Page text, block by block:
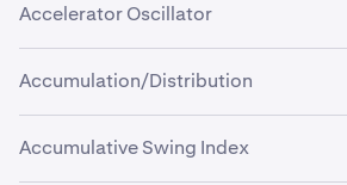
Accelerator Oscillator
Accelerator Oscillator
măsoară cât
accelerarea sau decelerarea acțiunii
Accumulation/Distribution
Accumulative Swing Index